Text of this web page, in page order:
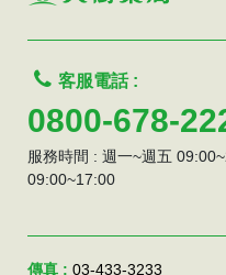
客服電話 :
0800-678-
服務時間 : 週一~週五
09:00~17:00
傳真 : 03-433-3233